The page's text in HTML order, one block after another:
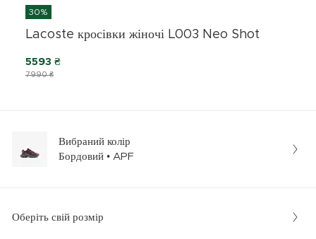
30%
Lacoste кросівки жіночі L003 Neo Shot
7990 ₴
5593 ₴
Вибраний колір
Бордовий • APF
Оберіть свій розмір